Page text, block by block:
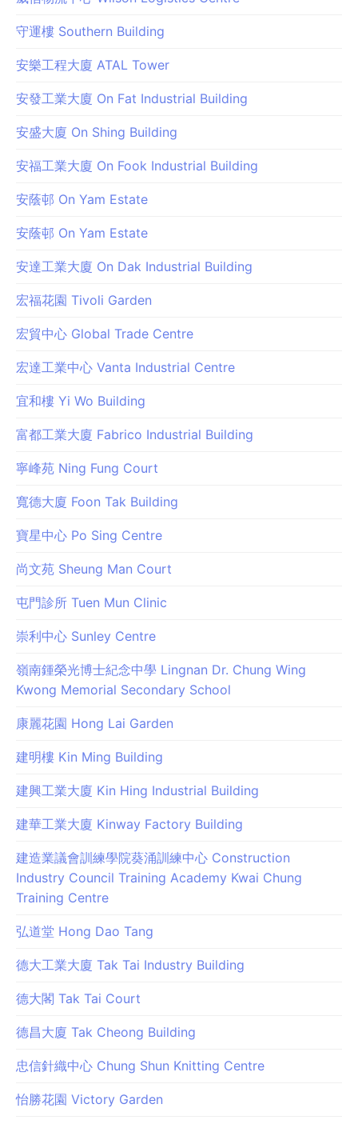
守運樓 Southern Building
安樂工程大廈 ATAL Tower
安發工業大廈 On Fat Industrial Building
安盛大廈 On Shing Building
安福工業大廈 On Fook Industrial Building
安蔭邨 On Yam Estate
安蔭邨 On Yam Estate
安達工業大廈 On Dak Industrial Building
宏福花園 Tivoli Garden
宏貿中心 Global Trade Centre
宏達工業中心 Vanta Industrial Centre
宜和樓 Yi Wo Building
富都工業大廈 Fabrico Industrial Building
寧峰苑 Ning Fung Court
寬德大廈 Foon Tak Building
寶星中心 Po Sing Centre
尚文苑 Sheung Man Court
屯門診所 Tuen Mun Clinic
崇利中心 Sunley Centre
嶺南鍾榮光博士紀念中學 Lingnan Dr. Chung Wing
Kwong Memorial Secondary School
康麗花園 Hong Lai Garden
建明樓 Kin Ming Building
建興工業大廈 Kin Hing Industrial Building
建華工業大廈 Kinway Factory Building
建造業議會訓練學院葵涌訓練中心 Construction
Industry Council Training Academy Kwai Chung
Training Centre
弘道堂 Hong Dao Tang
德大工業大廈 Tak Tai Industry Building
德大閣 Tak Tai Court
德昌大廈 Tak Cheong Building
忠信針織中心 Chung Shun Knitting Centre
怡勝花園 Victory Garden